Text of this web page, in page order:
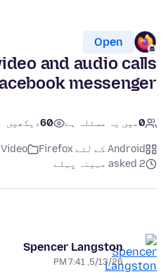
Open
and audio calls
messenger?
0میں یہ مسئلہ ہے 60دیکھیں
Android کے لئے Firefox
asked 2 مہینہ پہلے
Spencer Langston
5/13/26, 7:41 PM